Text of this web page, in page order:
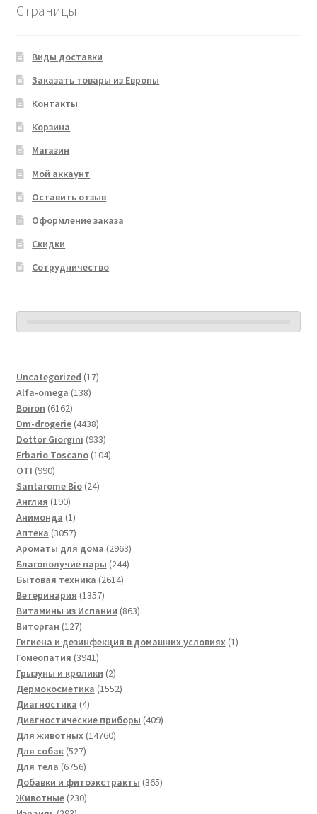
Страницы
Виды доставки
Заказать товары из Европы
Контакты
Корзина
Магазин
Мой аккаунт
Оставить отзыв
Оформление заказа
Скидки
Сотрудничество
Uncategorized 1717
Alfa-omega 138138
Boiron 61626162
товара
Dm-drogerie 44384438
товаров
Dottor Giorgini 933933
товара
Erbario Toscano 104104
OTI 990990
товаров
Santarome Bio 2424
Англия 190190
товаров
Анимонда 11
товар
Аптека 30573057
товаров
Ароматы для дома 29632963
товара
Благополучие пары 244244
Бытовая техника 26142614
Ветеринария 13571357
товаров
Витамины из Испании 863863
Виторган 127127
товаров
Гигиена и дезинфекция в домашних условиях 11
Гомеопатия 39413941
товар
Грызуны и кролики 22
товара
Дермокосметика 15521552
Диагностика 44
товара
Диагностические приборы 409409
Для животных 1476014760
Для собак 527527
товаров
Для тела 67566756
товаров
Добавки и фитоэкстракты 365365
Животные 230230